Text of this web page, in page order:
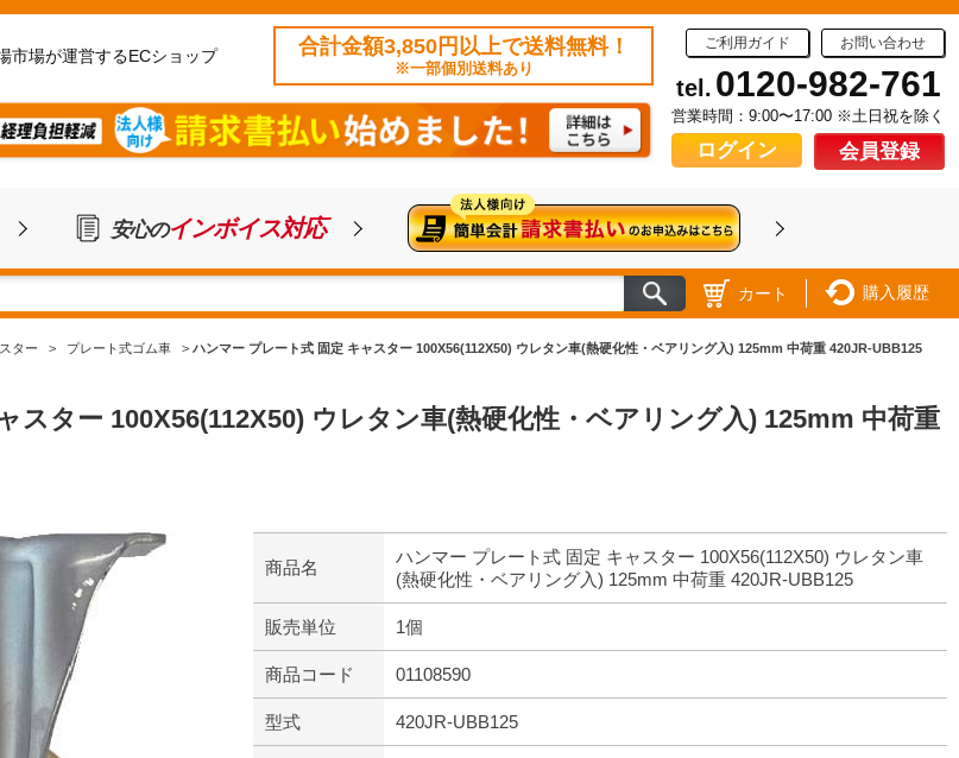
市場が運営するECショップ 合計金額3,850円以上で送料無料！
※一部個別送料あり
ご利用ガイド お問い合わせ
tel. 0120-982-761
営業時間：9:00〜17:00 ※土日祝を除く
ログイン 会員登録
安心のインボイス対応
カート 購入履歴
ター > プレート式ゴム車 > ハンマー プレート式 固定 キャスター 100X56(112X50) ウレタン車(熱硬化性・ベアリング入) 125mm 中荷重 420JR-UBB125
スター 100X56(112X50) ウレタン車(熱硬化性・ベアリング入) 125mm 中荷重
商品名
ハンマー プレート式 固定 キャスター 100X56(112X50) ウレタン車
(熱硬化性・ベアリング入) 125mm 中荷重 420JR-UBB125
販売単位 1個
商品コード 01108590
型式 420JR-UBB125